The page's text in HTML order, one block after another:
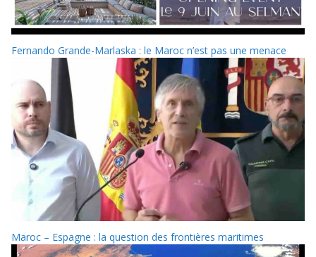
Fernando Grande-Marlaska : le Maroc n’est pas une menace
Maroc – Espagne : la question des frontières maritimes